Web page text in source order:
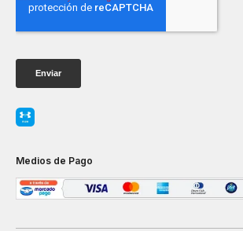
Medios de Pago